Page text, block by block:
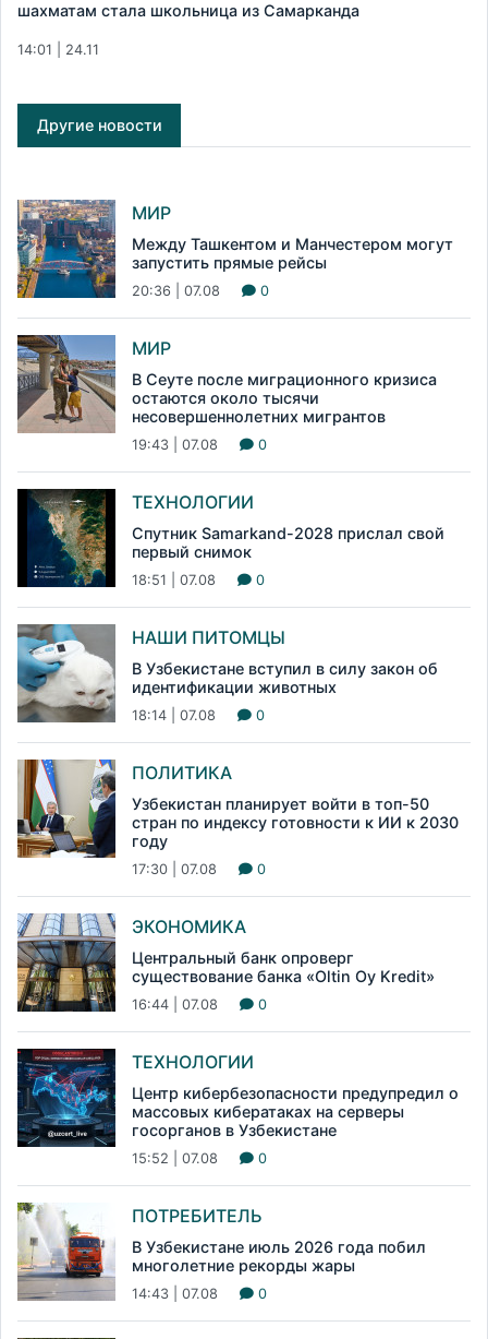
шахматам стала школьница из Самарканда
14:01 | 24.11
Другие новости
МИР
Между Ташкентом и Манчестером могут
запустить прямые рейсы
20:36 | 07.08 0
МИР
В Сеуте после миграционного кризиса
остаются около тысячи
несовершеннолетних мигрантов
19:43 | 07.08 0
ТЕХНОЛОГИИ
Спутник Samarkand-2028 прислал свой
первый снимок
18:51 | 07.08 0
НАШИ ПИТОМЦЫ
В Узбекистане вступил в силу закон об
идентификации животных
18:14 | 07.08 0
ПОЛИТИКА
Узбекистан планирует войти в топ-50
стран по индексу готовности к ИИ к 2030
году
17:30 | 07.08 0
ЭКОНОМИКА
Центральный банк опроверг
существование банка «Oltin Oy Kredit»
16:44 | 07.08 0
ТЕХНОЛОГИИ
Центр кибербезопасности предупредил о
массовых кибератаках на серверы
госорганов в Узбекистане
15:52 | 07.08 0
ПОТРЕБИТЕЛЬ
В Узбекистане июль 2026 года побил
многолетние рекорды жары
14:43 | 07.08 0